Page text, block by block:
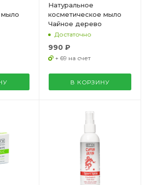
мыло
Натуральное
косметическое мыло
Чайное дерево
Достаточно
990 ₽
+ 69 на счет
В КОРЗИНУ